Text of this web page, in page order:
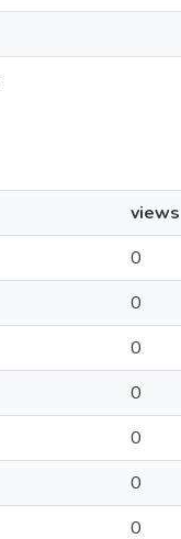
views
0
0
0
0
0
0
0